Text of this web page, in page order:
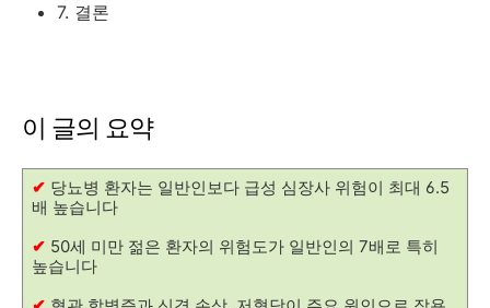
7. 결론
이 글의 요약
✔ 당뇨병 환자는 일반인보다 급성 심장사 위험이 최대 6.5
배 높습니다
✔ 50세 미만 젊은 환자의 위험도가 일반인의 7배로 특히
높습니다